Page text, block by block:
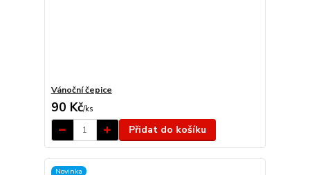
Vánoční čepice
90 Kč/ks
Přidat do košíku
Novinka